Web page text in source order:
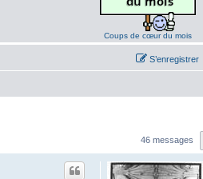
Coups de cœur du mois
S’enregistrer
46 messages